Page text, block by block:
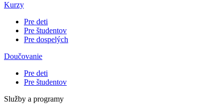
Kurzy
Pre deti
Pre študentov
Pre dospelých
Doučovanie
Pre deti
Pre študentov
Služby a programy